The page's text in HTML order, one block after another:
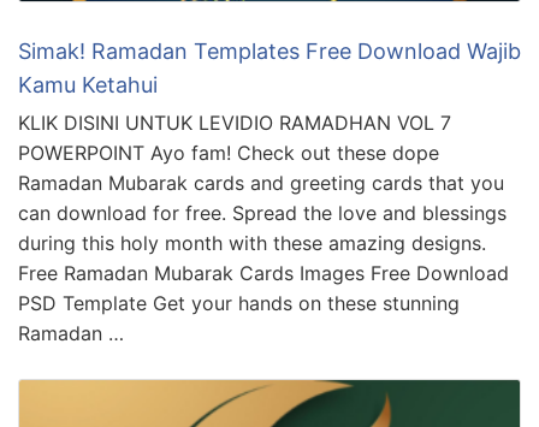
Simak! Ramadan Templates Free Download Wajib
Kamu Ketahui
KLIK DISINI UNTUK LEVIDIO RAMADHAN VOL 7
POWERPOINT Ayo fam! Check out these dope
Ramadan Mubarak cards and greeting cards that you
can download for free. Spread the love and blessings
during this holy month with these amazing designs.
Free Ramadan Mubarak Cards Images Free Download
PSD Template Get your hands on these stunning
Ramadan …